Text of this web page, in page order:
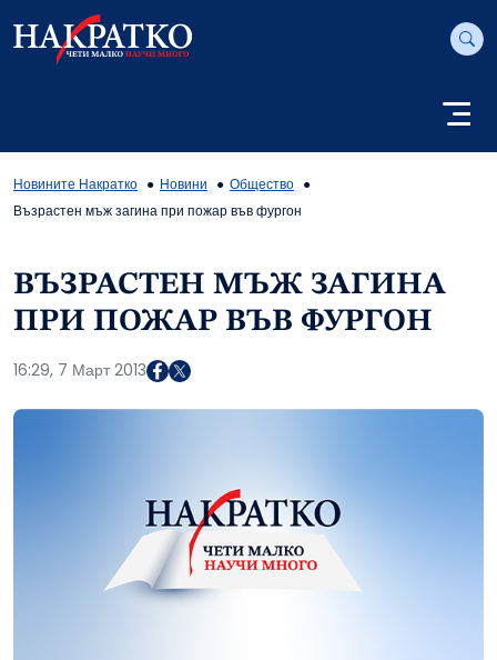
Новините Накратко Новини
Общество
Възрастен мъж загина при пожар във фургон
ВЪЗРАСТЕН МЪЖ ЗАГИНА
ПРИ ПОЖАР ВЪВ ФУРГОН
16:29, 7 Март 2013